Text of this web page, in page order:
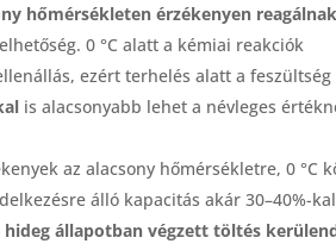
hőmérsékleten érzékenyen
0 °C alatt a kémiai reakciók
ezért terhelés alatt a feszültség
is alacsonyabb lehet a névleges
az alacsony hőmérsékletre, 0 °C
álló kapacitás akár 30–40%-
hideg állapotban végzett töltés